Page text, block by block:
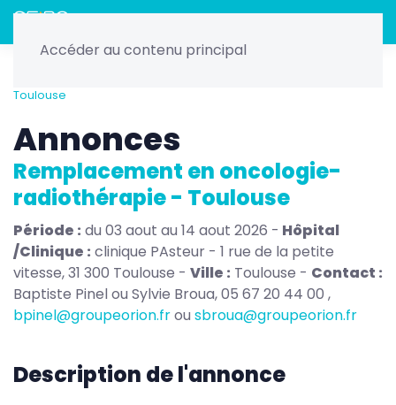
Accéder au contenu principal
Offres de remplacements et
Toulouse
Annonces
Remplacement en oncologie-
radiothérapie - Toulouse
Période : du 03 aout au 14 aout 2026 - Hôpital
/Clinique : clinique PAsteur - 1 rue de la petite
vitesse, 31 300 Toulouse - Ville : Toulouse - Contact :
Baptiste Pinel ou Sylvie Broua, 05 67 20 44 00 ,
bpinel@groupeorion.frou sbroua@groupeorion.fr
Description de l'annonce